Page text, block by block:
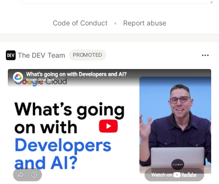
Code of Conduct • Report abuse
The DEV Team PROMOTED